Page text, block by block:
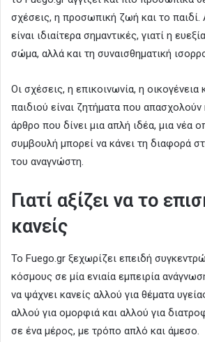
σχέσεις, η προσωπική ζωή και το παιδί.
είναι ιδιαίτερα σημαντικές, γιατί η
σώμα, αλλά και τη συναισθηματική
Οι σχέσεις, η επικοινωνία, η
παιδιού είναι ζητήματα που απασχολούν
άρθρο που δίνει μια απλή ιδέα, μια νέα
συμβουλή μπορεί να κάνει τη διαφορά
του αναγνώστη.
Γιατί αξίζει να το
κανείς
Το Fuego.gr ξεχωρίζει επειδή
κόσμους σε μία ενιαία εμπειρία
να ψάχνει κανείς αλλού για θέματα
αλλού για ομορφιά και αλλού για
σε ένα μέρος, με τρόπο απλό και άμεσο.